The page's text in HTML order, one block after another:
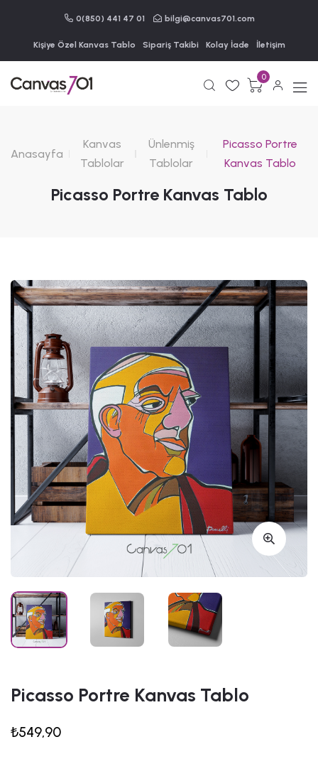
0(850) 441 47 01 bilgi@canvas701.com
Kişiye Özel Kanvas Tablo Sipariş Takibi Kolay İade İletişim
0
Anasayfa
Kanvas
Tablolar
Ünlenmiş
Tablolar
Picasso Portre
Kanvas Tablo
Picasso Portre Kanvas Tablo
Picasso Portre Kanvas Tablo
₺549,90